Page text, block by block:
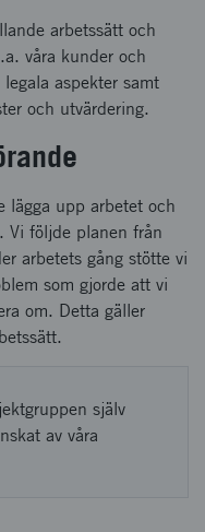
arbetssätt och
våra kunder och
aspekter samt
och utvärdering.
lägga upp arbetet och
Vi följde planen från
arbetets gång stötte vi
som gjorde att vi
om. Detta gäller
själv
av våra